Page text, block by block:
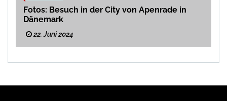
Fotos: Besuch in der City von Apenrade in
Dänemark
22. Juni 2024